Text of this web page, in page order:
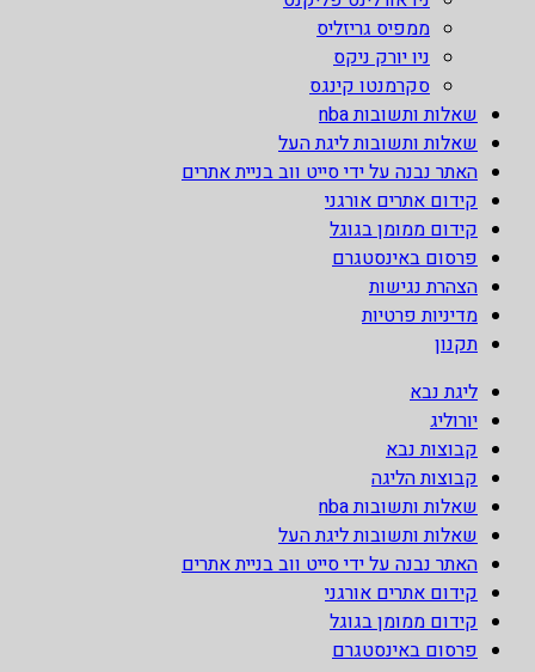
ממפיס גריזליס
ניו יורק ניקס
סקרמנטו קינגס
שאלות ותשובות nba
שאלות ותשובות ליגת העל
האתר נבנה על ידי סייט ווב בניית אתרים
קידום אתרים אורגני
קידום ממומן בגוגל
פרסום באינסטגרם
הצהרת נגישות
מדיניות פרטיות
תקנון
ליגת נבא
יורוליג
קבוצות נבא
קבוצות הליגה
שאלות ותשובות nba
שאלות ותשובות ליגת העל
האתר נבנה על ידי סייט ווב בניית אתרים
קידום אתרים אורגני
קידום ממומן בגוגל
פרסום באינסטגרם